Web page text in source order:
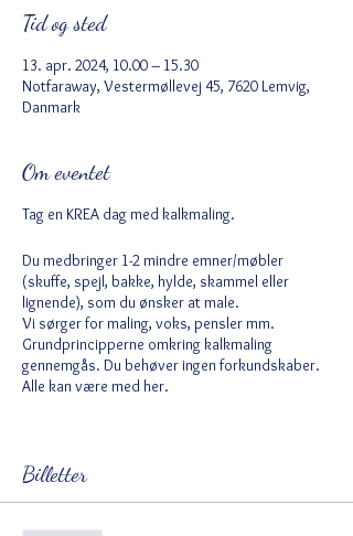
Tid og sted
13. apr. 2024, 10.00 – 15.30
Notfaraway, Vestermøllevej 45, 7620 Lemvig,
Danmark
Om eventet
Tag en KREA dag med kalkmaling.
Du medbringer 1-2 mindre emner/møbler
(skuffe, spejl, bakke, hylde, skammel eller
lignende), som du ønsker at male.
Vi sørger for maling, voks, pensler mm.
Grundprincipperne omkring kalkmaling
gennemgås. Du behøver ingen forkundskaber.
Alle kan være med her.
udstiller og sælger, samt pryder eget hjem
Billetter